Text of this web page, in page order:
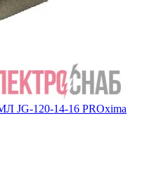
JG-120-14-16 PROxima